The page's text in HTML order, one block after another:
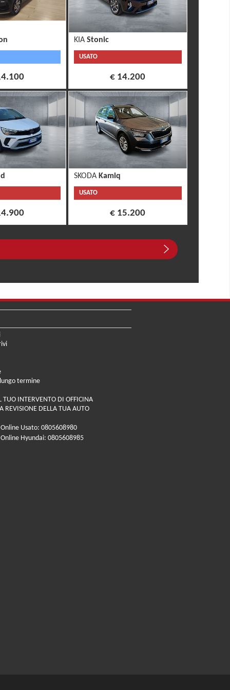
KIA Stonic
USATO
€ 14.200
SKODA Kamiq
USATO
€ 15.200
termine
TUO INTERVENTO DI OFFICINA
REVISIONE DELLA TUA AUTO
Usato: 0805608980
Hyundai: 0805608985